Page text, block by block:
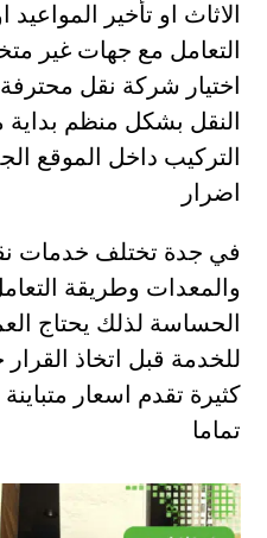
الاثاث او تأخير
التعامل مع جهات غير
اختيار شركة نقل
النقل بشكل منظم
التركيب داخل الموقع
اضرار
في جدة تختلف خدمات
والمعدات وطريقة
الحساسة لذلك يحتاج
للخدمة قبل اتخاذ
كثيرة تقدم اسعار
تماما